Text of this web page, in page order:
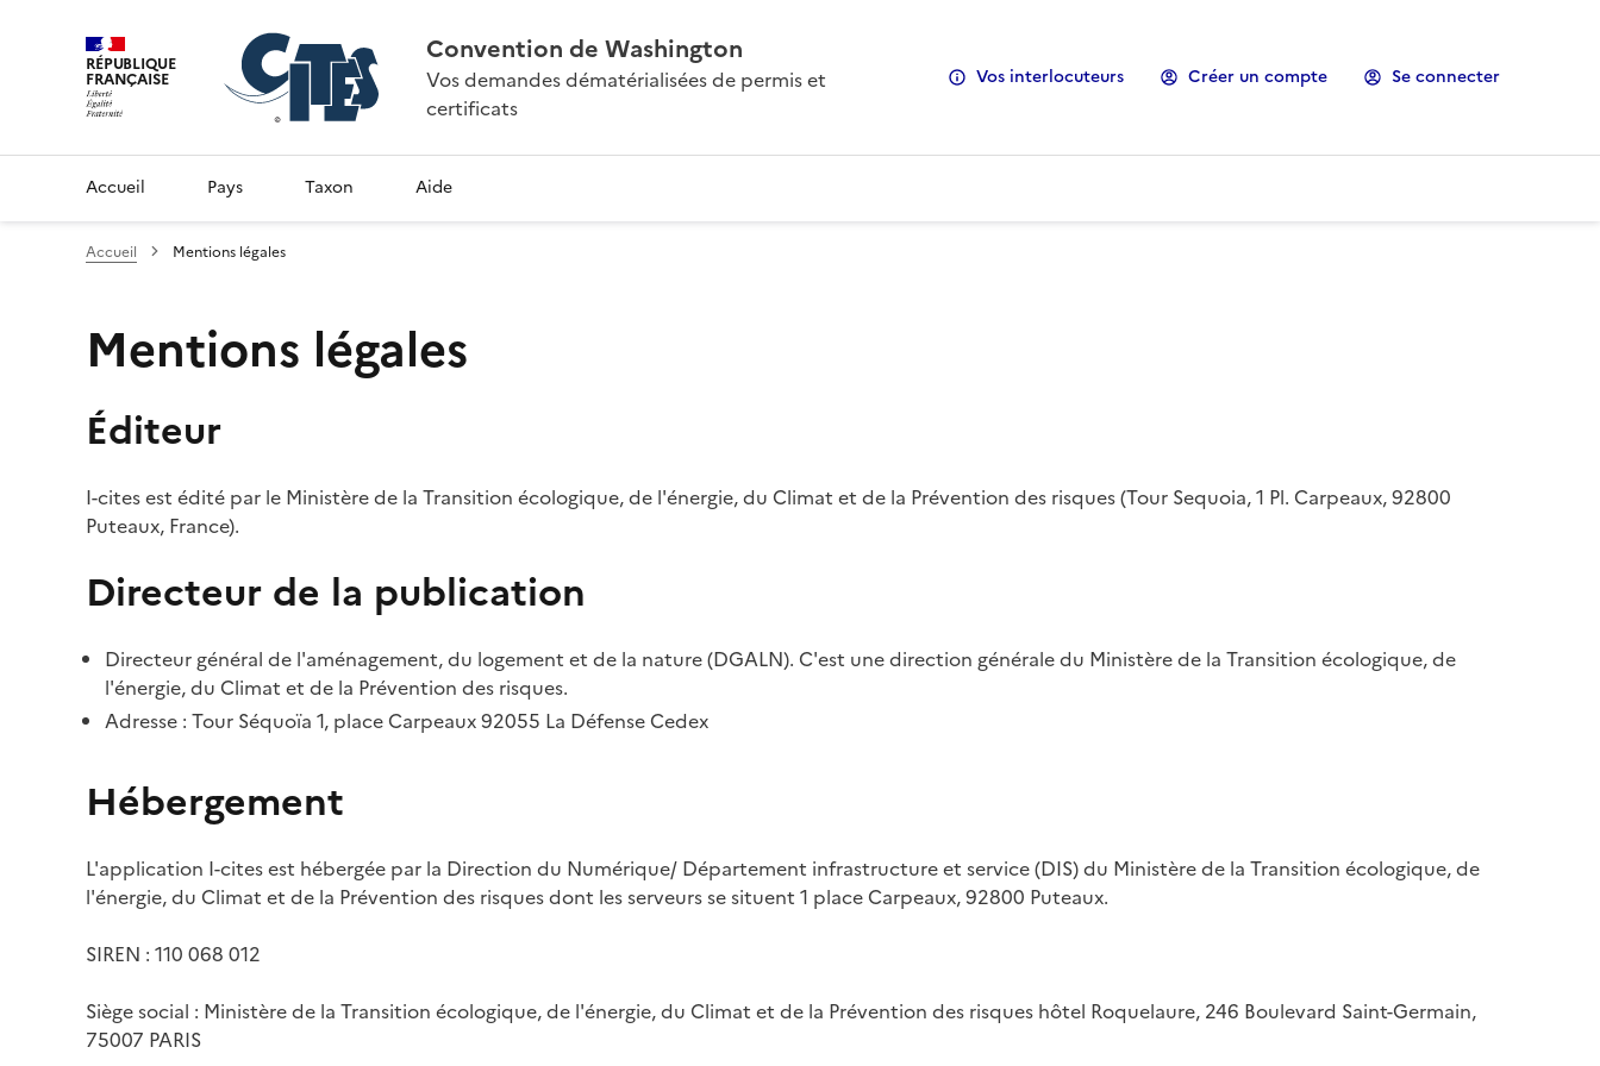
RÉPUBLIQUE
FRANÇAISE
Convention de Washington
Vos demandes dématérialisées de permis et
certificats
Vos interlocuteurs Créer un compte Se connecter
Accueil Pays Taxon Aide
Accueil Mentions légales
Mentions légales
Éditeur
I-cites est édité par le Ministère de la Transition écologique, de l'énergie, du Climat et de la Prévention des risques (Tour Sequoia, 1 Pl. Carpeaux, 92800
Puteaux, France).
Directeur de la publication
Directeur général de l'aménagement, du logement et de la nature (DGALN). C'est une direction générale du Ministère de la Transition écologique, de
l'énergie, du Climat et de la Prévention des risques.
Adresse : Tour Séquoïa 1, place Carpeaux 92055 La Défense Cedex
Hébergement
L'application I-cites est hébergée par la Direction du Numérique/ Département infrastructure et service (DIS) du Ministère de la Transition écologique, de
l'énergie, du Climat et de la Prévention des risques dont les serveurs se situent 1 place Carpeaux, 92800 Puteaux.
SIREN : 110 068 012
Siège social : Ministère de la Transition écologique, de l'énergie, du Climat et de la Prévention des risques hôtel Roquelaure, 246 Boulevard Saint-Germain,
75007 PARIS